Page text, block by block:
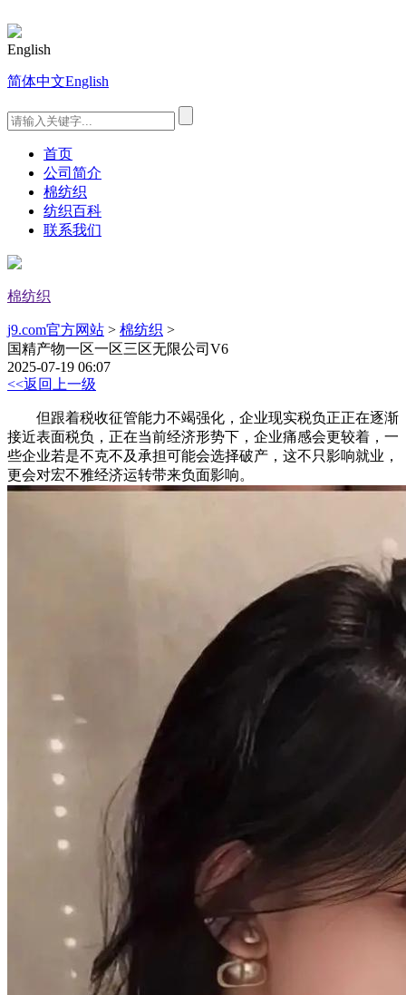
English
简体中文English
首页
公司简介
棉纺织
纺织百科
联系我们
棉纺织
j9.com官方网站 > 棉纺织 >
国精产物一区一区三区无限公司V6
2025-07-19 06:07
<<返回上一级
但跟着税收征管能力不竭强化，企业现实税负正正在逐渐
接近表面税负，正在当前经济形势下，企业痛感会更较着，一
些企业若是不克不及承担可能会选择破产，这不只影响就业，
更会对宏不雅经济运转带来负面影响。